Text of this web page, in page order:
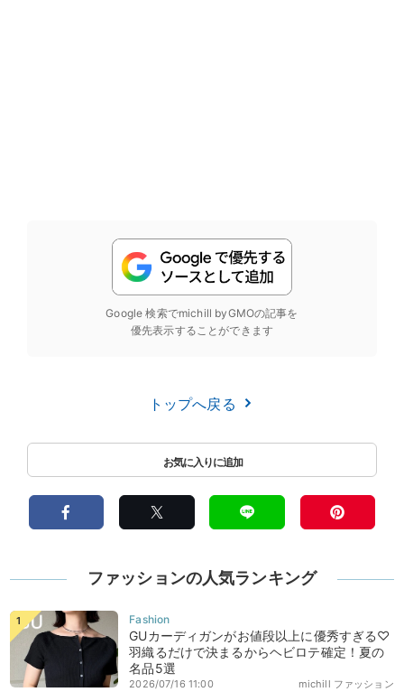
Google 検索でmichill byGMOの記事を
優先表示することができます
トップへ戻る
ファッションの人気ランキング
GUカーディガンがお値段以上に優秀すぎる♡
羽織るだけで決まるからヘビロテ確定！夏の
名品5選
michill ファッション
2026/07/16 11:00